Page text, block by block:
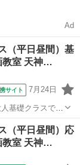
Ad
（平日昼間）基
教室 天神…
サイト 7月24日
基礎クラスでは
本的な絵画の知
振替もできる、
（平日昼間）応
教室 天神…